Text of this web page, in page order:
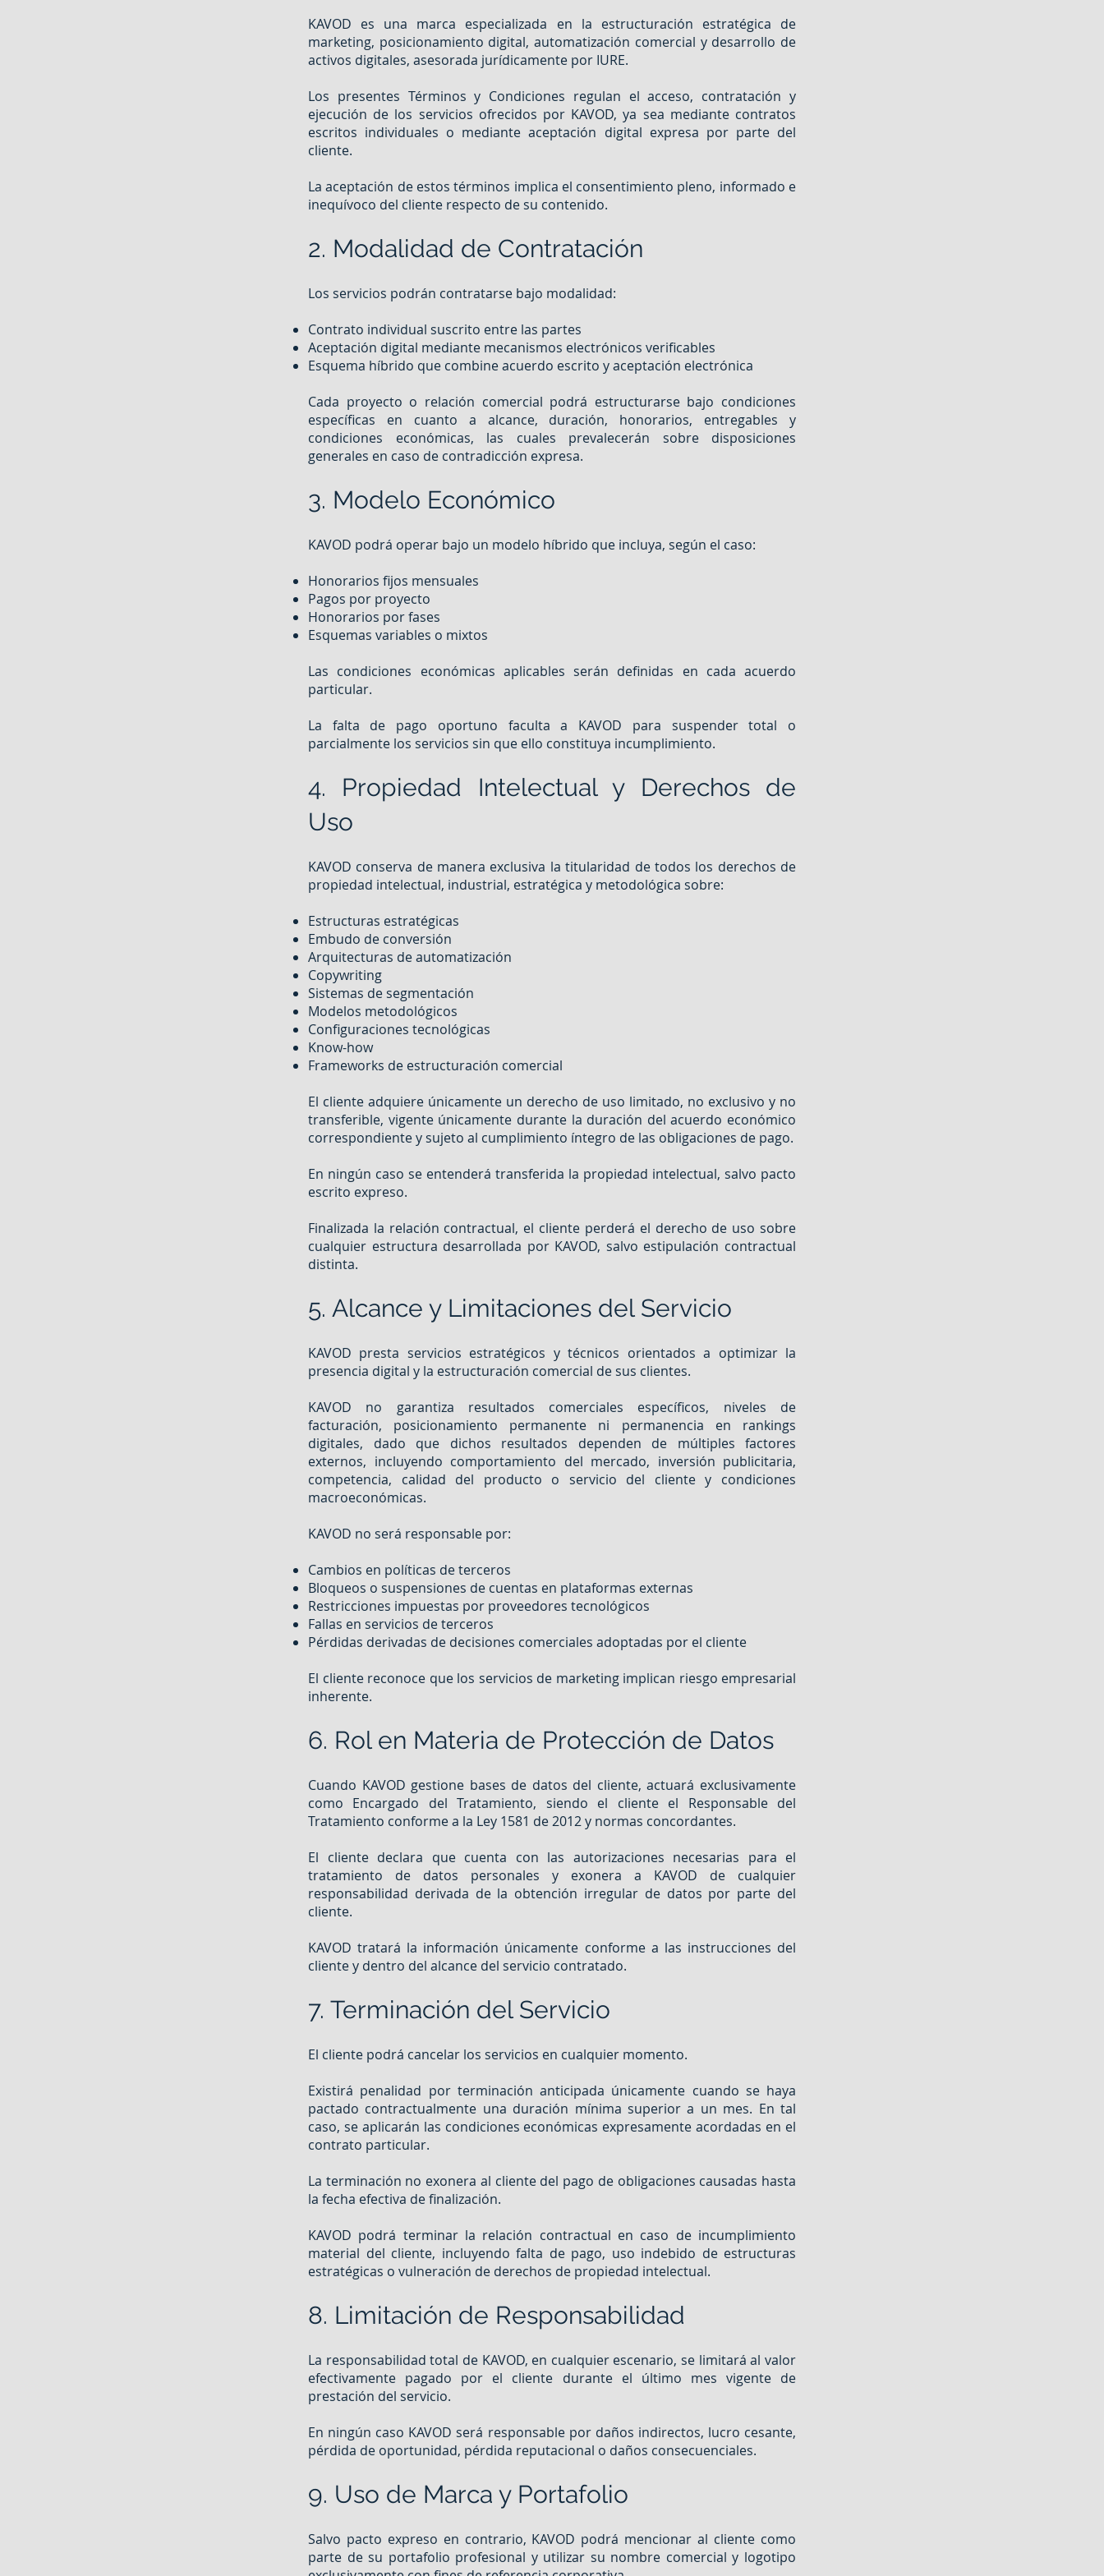
KAVOD es una marca especializada en la estructuración estratégica de
marketing, posicionamiento digital, automatización comercial y desarrollo de
activos digitales, asesorada jurídicamente por IURE.
Los presentes Términos y Condiciones regulan el acceso, contratación y
ejecución de los servicios ofrecidos por KAVOD, ya sea mediante contratos
escritos individuales o mediante aceptación digital expresa por parte del
cliente.
La aceptación de estos términos implica el consentimiento pleno, informado e
inequívoco del cliente respecto de su contenido.
2. Modalidad de Contratación
Los servicios podrán contratarse bajo modalidad:
Contrato individual suscrito entre las partes
Aceptación digital mediante mecanismos electrónicos verificables
Esquema híbrido que combine acuerdo escrito y aceptación electrónica
Cada proyecto o relación comercial podrá estructurarse bajo condiciones
específicas en cuanto a alcance, duración, honorarios, entregables y
condiciones económicas, las cuales prevalecerán sobre disposiciones
generales en caso de contradicción expresa.
3. Modelo Económico
KAVOD podrá operar bajo un modelo híbrido que incluya, según el caso:
Honorarios fijos mensuales
Pagos por proyecto
Honorarios por fases
Esquemas variables o mixtos
Las condiciones económicas aplicables serán definidas en cada acuerdo
particular.
La falta de pago oportuno faculta a KAVOD para suspender total o
parcialmente los servicios sin que ello constituya incumplimiento.
4. Propiedad Intelectual y Derechos de
Uso
KAVOD conserva de manera exclusiva la titularidad de todos los derechos de
propiedad intelectual, industrial, estratégica y metodológica sobre:
Estructuras estratégicas
Embudo de conversión
Arquitecturas de automatización
Copywriting
Sistemas de segmentación
Modelos metodológicos
Configuraciones tecnológicas
Know-how
Frameworks de estructuración comercial
El cliente adquiere únicamente un derecho de uso limitado, no exclusivo y no
transferible, vigente únicamente durante la duración del acuerdo económico
correspondiente y sujeto al cumplimiento íntegro de las obligaciones de pago.
En ningún caso se entenderá transferida la propiedad intelectual, salvo pacto
escrito expreso.
Finalizada la relación contractual, el cliente perderá el derecho de uso sobre
cualquier estructura desarrollada por KAVOD, salvo estipulación contractual
distinta.
5. Alcance y Limitaciones del Servicio
KAVOD presta servicios estratégicos y técnicos orientados a optimizar la
presencia digital y la estructuración comercial de sus clientes.
KAVOD no garantiza resultados comerciales específicos, niveles de
facturación, posicionamiento permanente ni permanencia en rankings
digitales, dado que dichos resultados dependen de múltiples factores
externos, incluyendo comportamiento del mercado, inversión publicitaria,
competencia, calidad del producto o servicio del cliente y condiciones
macroeconómicas.
KAVOD no será responsable por:
Cambios en políticas de terceros
Bloqueos o suspensiones de cuentas en plataformas externas
Restricciones impuestas por proveedores tecnológicos
Fallas en servicios de terceros
Pérdidas derivadas de decisiones comerciales adoptadas por el cliente
El cliente reconoce que los servicios de marketing implican riesgo empresarial
inherente.
6. Rol en Materia de Protección de Datos
Cuando KAVOD gestione bases de datos del cliente, actuará exclusivamente
como Encargado del Tratamiento, siendo el cliente el Responsable del
Tratamiento conforme a la Ley 1581 de 2012 y normas concordantes.
El cliente declara que cuenta con las autorizaciones necesarias para el
tratamiento de datos personales y exonera a KAVOD de cualquier
responsabilidad derivada de la obtención irregular de datos por parte del
cliente.
KAVOD tratará la información únicamente conforme a las instrucciones del
cliente y dentro del alcance del servicio contratado.
7. Terminación del Servicio
El cliente podrá cancelar los servicios en cualquier momento.
Existirá penalidad por terminación anticipada únicamente cuando se haya
pactado contractualmente una duración mínima superior a un mes. En tal
caso, se aplicarán las condiciones económicas expresamente acordadas en el
contrato particular.
La terminación no exonera al cliente del pago de obligaciones causadas hasta
la fecha efectiva de finalización.
KAVOD podrá terminar la relación contractual en caso de incumplimiento
material del cliente, incluyendo falta de pago, uso indebido de estructuras
estratégicas o vulneración de derechos de propiedad intelectual.
8. Limitación de Responsabilidad
La responsabilidad total de KAVOD, en cualquier escenario, se limitará al valor
efectivamente pagado por el cliente durante el último mes vigente de
prestación del servicio.
En ningún caso KAVOD será responsable por daños indirectos, lucro cesante,
pérdida de oportunidad, pérdida reputacional o daños consecuenciales.
9. Uso de Marca y Portafolio
Salvo pacto expreso en contrario, KAVOD podrá mencionar al cliente como
parte de su portafolio profesional y utilizar su nombre comercial y logotipo